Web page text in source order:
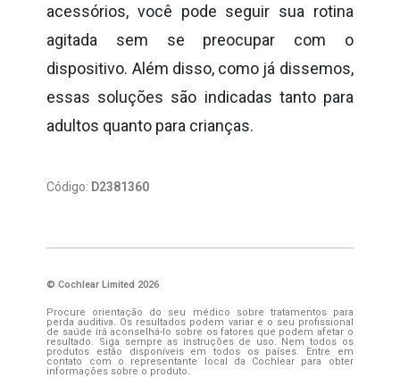
acessórios, você pode seguir sua rotina
agitada sem se preocupar com o
dispositivo. Além disso, como já dissemos,
essas soluções são indicadas tanto para
adultos quanto para crianças.
Código: D2381360
© Cochlear Limited 2026
Procure orientação do seu médico sobre tratamentos para
perda auditiva. Os resultados podem variar e o seu profissional
de saúde irá aconselhá-lo sobre os fatores que podem afetar o
resultado. Siga sempre as instruções de uso. Nem todos os
produtos estão disponíveis em todos os países. Entre em
contato com o representante local da Cochlear para obter
informações sobre o produto.